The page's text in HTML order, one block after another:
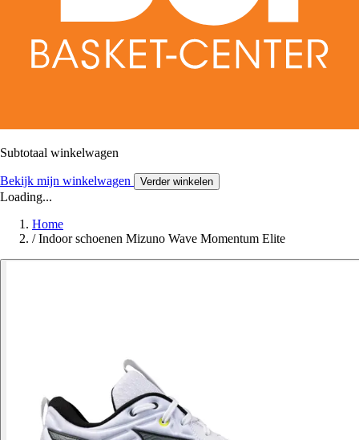
Subtotaal winkelwagen
Bekijk mijn winkelwagen Verder winkelen
Loading...
Home
/ Indoor schoenen Mizuno Wave Momentum Elite